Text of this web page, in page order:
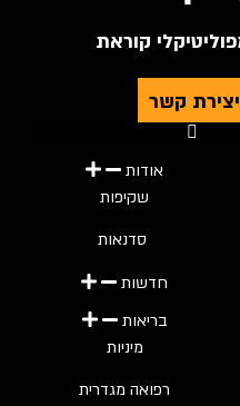
יצירת קשר
אודות
שקיפות
סדנאות
חדשות
בריאות
מיניות
רפואה מגדרית